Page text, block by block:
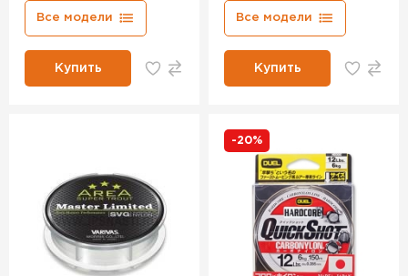
Все модели
Купить
Все модели
Купить
-20%